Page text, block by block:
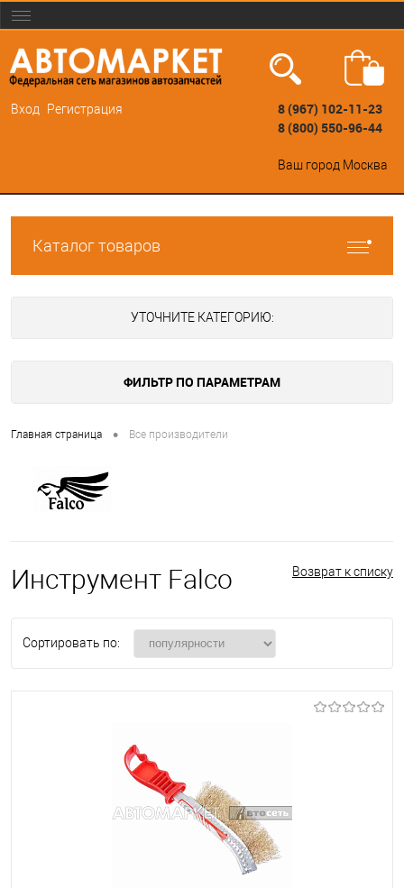
Вход Регистрация
8 (967) 102-11-23
8 (800) 550-96-44
Ваш город Москва
Каталог товаров
УТОЧНИТЕ КАТЕГОРИЮ:
ФИЛЬТР ПО ПАРАМЕТРАМ
Главная страница • Все производители
Возврат к списку
Инструмент Falco
Сортировать по: